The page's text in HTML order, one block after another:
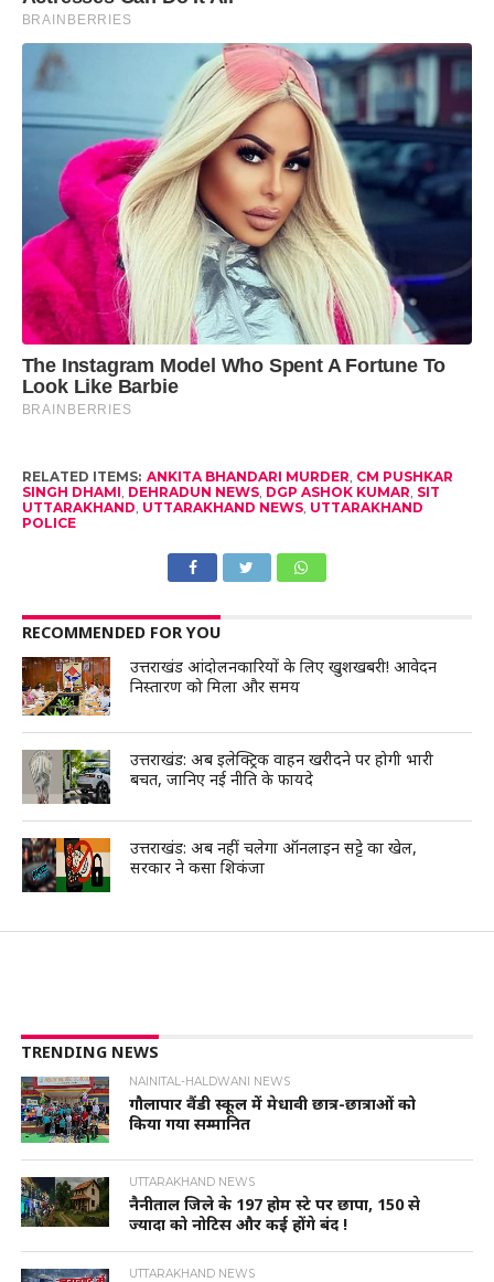
RELATED ITEMS: ANKITA BHANDARI MURDER CM PUSHKAR
SINGH DHAMI DEHRADUN NEWS, DGP ASHOK KUMAR SIT
UTTARAKHAND UTTARAKHAND NEWS, UTTARAKHAND
POLICE
RECOMMENDED FOR YOU
उत्तराखंड आंदोलनकारियों के लिए खुशखबरी! आवेदन
निस्तारण को मिला और समय
उत्तराखंड: अब इलेक्ट्रिक वाहन खरीदने पर होगी भारी
बचत, जानिए नई नीति के फायदे
उत्तराखंड: अब नहीं चलेगा ऑनलाइन सट्टे का खेल,
सरकार ने कसा शिकंजा
TRENDING NEWS
NAINITAL-HALDWANI NEWS
गौलापार वैंडी स्कूल में मेधावी छात्र-छात्राओं को
किया गया सम्मानित
UTTARAKHAND NEWS
नैनीताल जिले के 197 होम स्टे पर छापा, 150 से
ज्यादा को नोटिस और कई होंगे बंद !
UTTARAKHAND NEWS